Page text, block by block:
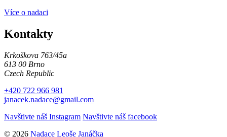
Více o nadaci
Kontakty
Krkoškova 763/45a
613 00 Brno
Czech Republic
+420 722 966 981
janacek.nadace@gmail.com
Navštivte náš Instagram Navštivte náš facebook
© 2026 Nadace Leoše Janáčka